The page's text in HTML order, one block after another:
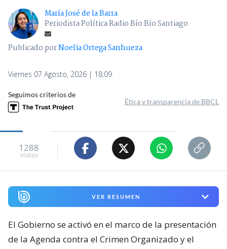
María José de la Barra
Periodista Política Radio Bío Bío Santiago
Publicado porNoelia Ortega Sanhueza
Viernes 07 Agosto, 2026 | 18:09
Seguimos criterios de
Ética y transparencia de BBCL
1288
visitas
VER RESUMEN
El Gobierno se activó en el marco de la presentación
de la Agenda contra el Crimen Organizado y el